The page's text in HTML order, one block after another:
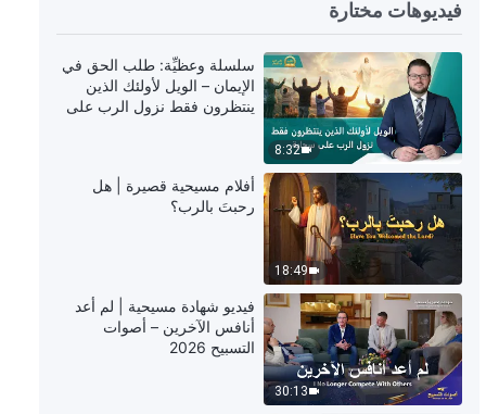
11:16
5:00
كلمات الله اليومية: الدخول إلى الحياة |
اقتباس 517
15:58
كلمات الله اليومية: الدخول إلى الحياة |
اقتباس 518
5:39
كلمات الله اليومية: الدخول إلى الحياة |
اقتباس 519
فيديوهات مختارة
8:32
سلسلة وعظيِّة: طلب الحق في
الإيمان – الويل لأولئك الذين
ينتظرون فقط نزول الرب على
18:49
أفلام مسيحية قصيرة | هل
رحبتَ بالرب؟
30:13
فيديو شهادة مسيحية | لم أعد
أنافس الآخرين – أصوات
التسبيح 2026